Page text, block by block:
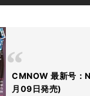
CMNOW 最新号：
月09日発売)